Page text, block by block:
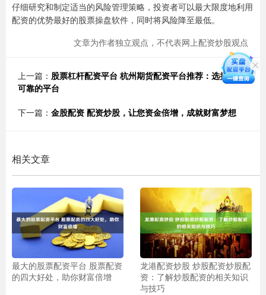
仔细研究和制定适当的风险管理策略，投资者可以最大限度地利用
配资的优势最好的股票操盘软件，同时将风险降至最低。
文章为作者独立观点，不代表网上配资炒股观点
上一篇： 股票杠杆配资平台 杭州期货配资平台推荐：选择信誉
可靠的平台
下一篇： 金股配资 配资炒股，让您资金倍增，成就财富梦想
相关文章
最大的股票配资平台 股票配资
的四大好处，助你财富倍增
龙港配资炒股 炒股配资炒股配
资：了解炒股配资的相关知识
与技巧